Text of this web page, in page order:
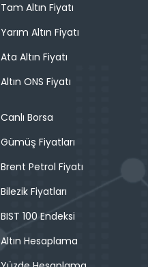
Tam Altın Fiyatı
Yarım Altın Fiyatı
Ata Altın Fiyatı
Altın ONS Fiyatı
Canlı Borsa
Gümüş Fiyatları
Brent Petrol Fiyatı
Bilezik Fiyatları
BIST 100 Endeksi
Altın Hesaplama